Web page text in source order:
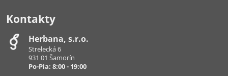
Kontakty
Herbana, s​.r​.o​.
Strelecká 6
931 01 Šamorín
Po-Pia: 8:00 - 19:00